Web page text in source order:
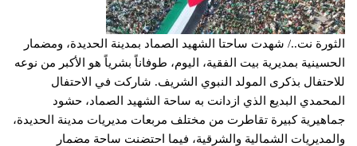
الثورة نت../ شهدت ساحتا الشهيد الصماد بمدينة الحديدة، ومضمار
الحسينية بمديرية بيت الفقية، اليوم، طوفاناً بشرياً هو الأكبر من نوعه
للاحتفال بذكرى المولد النبوي الشريف. شاركت في الاحتفال
المحمدي البديع الذي ازدانت به ساحة الشهيد الصماد، حشود
جماهيرية كبيرة تقاطرت من مختلف مربعات مديريات مدينة الحديدة،
والمديريات الشمالية والشرقية، فيما احتضنت ساحة مضمار